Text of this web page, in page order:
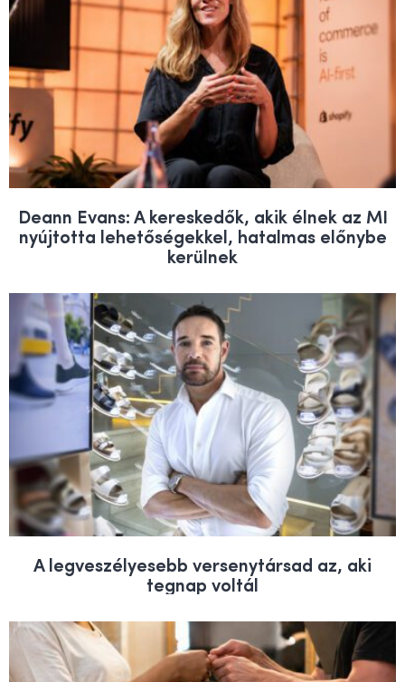
Deann Evans: A kereskedők, akik élnek az MI
nyújtotta lehetőségekkel, hatalmas előnybe
kerülnek
A legveszélyesebb versenytársad az, aki
tegnap voltál